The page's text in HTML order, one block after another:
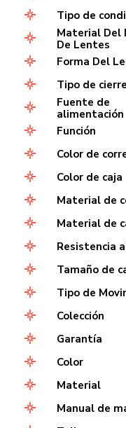
Tipo de
Material Del
De Lentes
Forma Del
Tipo de cierre
Fuente de
alimentación
Función
Color de
Color de caja
Material de
Material de
Resistencia
Tamaño de
Tipo de
Colección
Garantía
Color
Material
Manual de